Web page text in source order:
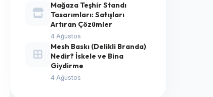
Mağaza Teşhir Standı
Tasarımları: Satışları
Artıran Çözümler
4 Ağustos
Mesh Baskı (Delikli Branda)
Nedir? İskele ve Bina
Giydirme
4 Ağustos